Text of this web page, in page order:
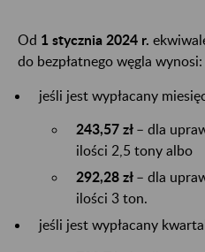
Od 1 stycznia 2024 r.
do bezpłatnego węgla wynosi:
jeśli jest wypłacany
243,57 zł – dla
ilości 2,5 tony albo
292,28 zł – dla
ilości 3 ton.
jeśli jest wypłacany